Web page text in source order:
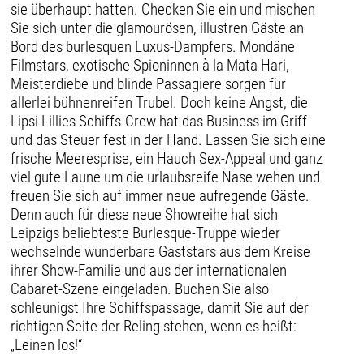
sie überhaupt hatten. Checken Sie ein und mischen
Sie sich unter die glamourösen, illustren Gäste an
Bord des burlesquen Luxus-Dampfers. Mondäne
Filmstars, exotische Spioninnen à la Mata Hari,
Meisterdiebe und blinde Passagiere sorgen für
allerlei bühnenreifen Trubel. Doch keine Angst, die
Lipsi Lillies Schiffs-Crew hat das Business im Griff
und das Steuer fest in der Hand. Lassen Sie sich eine
frische Meeresprise, ein Hauch Sex-Appeal und ganz
viel gute Laune um die urlaubsreife Nase wehen und
freuen Sie sich auf immer neue aufregende Gäste.
Denn auch für diese neue Showreihe hat sich
Leipzigs beliebteste Burlesque-Truppe wieder
wechselnde wunderbare Gaststars aus dem Kreise
ihrer Show-Familie und aus der internationalen
Cabaret-Szene eingeladen. Buchen Sie also
schleunigst Ihre Schiffspassage, damit Sie auf der
richtigen Seite der Reling stehen, wenn es heißt:
„Leinen los!“